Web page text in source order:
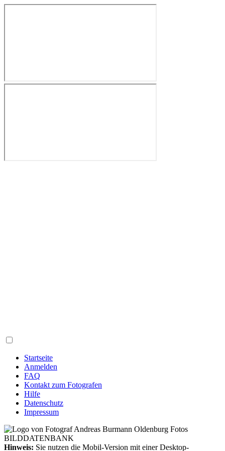
Startseite
Anmelden
FAQ
Kontakt zum Fotografen
Hilfe
Datenschutz
Impressum
Hinweis: Sie nutzen die Mobil-Version mit einer Desktop-